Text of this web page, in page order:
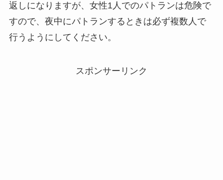
返しになりますが、女性1人でのパトランは危険で
すので、夜中にパトランするときは必ず複数人で
行うようにしてください。
スポンサーリンク